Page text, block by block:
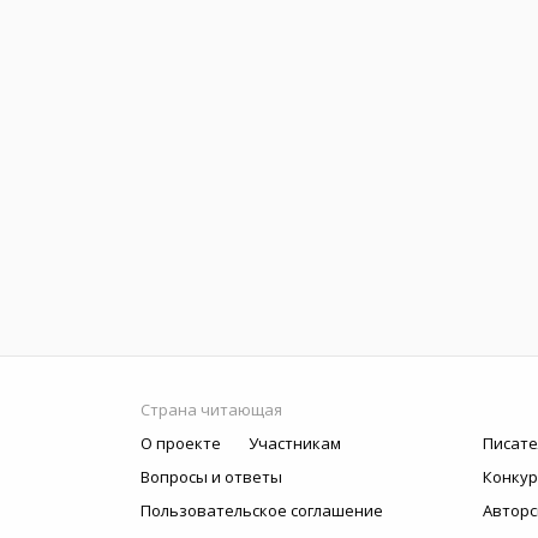
Страна читающая
О проекте
Участникам
Вопросы и ответы
Пользовательское соглашение